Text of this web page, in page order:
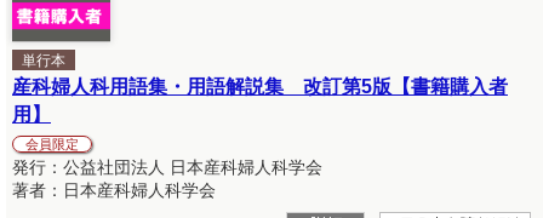
単行本
産科婦人科用語集・用語解説集 改訂第5版【書籍購入者
用】
会員限定
発行：公益社団法人 日本産科婦人科学会
著者：日本産科婦人科学会